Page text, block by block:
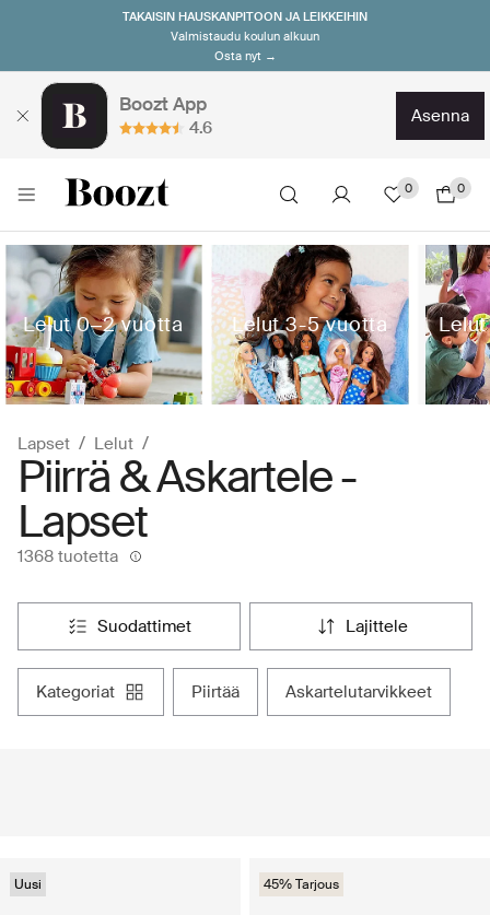
TAKAISIN HAUSKANPITOON JA LEIKKEIHIN
Valmistaudu koulun alkuun
Osta nyt →
Boozt App
4.6
asenna
0 0
Lelut 0‒2 vuotta Lelut 3-5 vuotta
Lapset Lelut
Piirrä & Askartele -
Lapset
1368 tuotetta
suodattimet lajittele
kategoriat piirtää askartelutarvikkeet
Uusi 45% Tarjous